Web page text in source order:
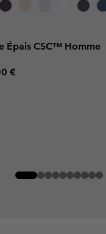
Épais CSC™ Homme
price:
€